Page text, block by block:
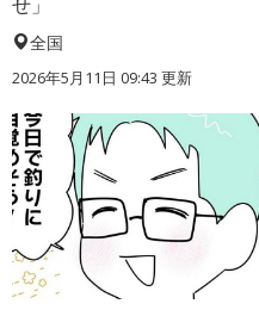
全国
2026年5月11日 09:43 更新